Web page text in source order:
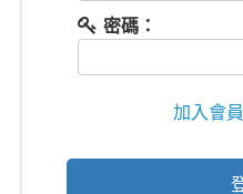
密碼：
加入會員